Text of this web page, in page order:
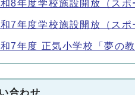
8年度学校施設開放（ス
7年度学校施設開放（ス
7年度 正気小学校「夢の教
合わせ